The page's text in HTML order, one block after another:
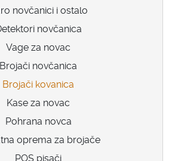
novčanici i ostalo
novčanica
Vage za novac
Brojači novčanica
Brojači kovanica
Kase za novac
Pohrana novca
oprema za brojače
POS pisači